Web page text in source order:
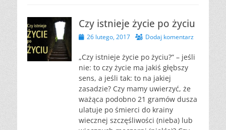
Czy istnieje życie po życiu
Opublikowano
26 lutego, 2017 Dodaj komentarz
„Czy istnieje życie po życiu?” – jeśli
nie: to czy życie ma jakiś głębszy
sens, a jeśli tak: to na jakiej
zasadzie? Czy mamy uwierzyć, że
ważąca podobno 21 gramów dusza
ulatuje po śmierci do krainy
wiecznej szczęśliwości (nieba) lub